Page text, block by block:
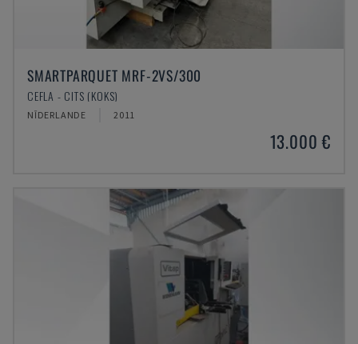
SMARTPARQUET MRF-2VS/300
CEFLA - CITS (KOKS)
NĪDERLANDE 2011
13.000 €